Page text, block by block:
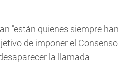
"están quienes siempre han
de imponer el Consenso
la llamada